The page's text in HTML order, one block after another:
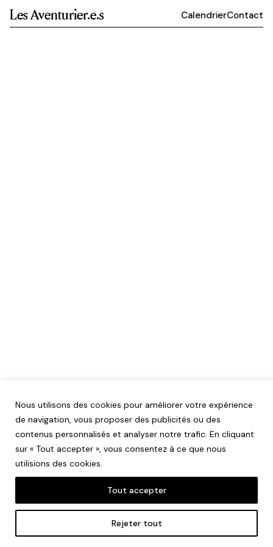
Nous utilisons des cookies pour améliorer votre expérience
de navigation, vous proposer des publicités ou des
contenus personnalisés et analyser notre trafic. En cliquant
sur « Tout accepter », vous consentez à ce que nous
utilisions des cookies.
Rejeter tout
Tout accepter
Les Aventurier.e.s CalendrierContact